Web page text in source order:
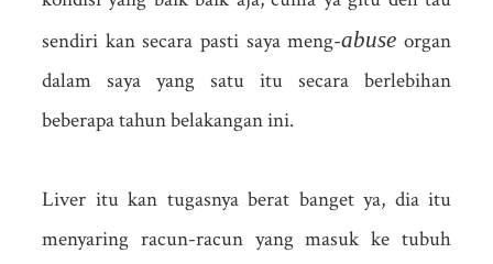
sendiri kan secara pasti saya meng-abuse organ
dalam saya yang satu itu secara berlebihan
beberapa tahun belakangan ini.
Liver itu kan tugasnya berat banget ya, dia itu
menyaring racun-racun yang masuk ke tubuh